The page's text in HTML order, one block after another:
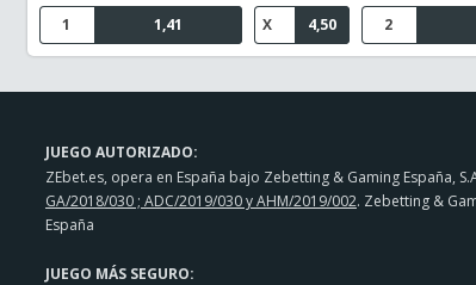
1,41
1 4,50
X 2
JUEGO AUTORIZADO:
ZEbet.es, opera en España bajo Zebetting & Gaming España,
GA/2018/030 ; ADC/2019/030 y AHM/2019/002. Zebetting &
España
JUEGO MÁS SEGURO: